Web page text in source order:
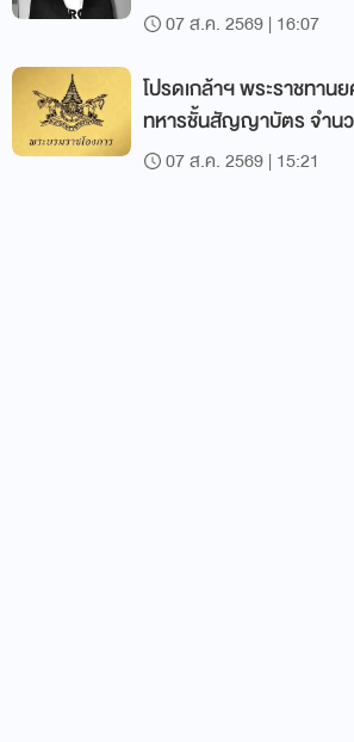
07 ส.ค. 2569 | 16:07
โปรดเกล้าฯ พระราชทาน
ทหารชั้นสัญญาบัตร จำน
07 ส.ค. 2569 | 15:21